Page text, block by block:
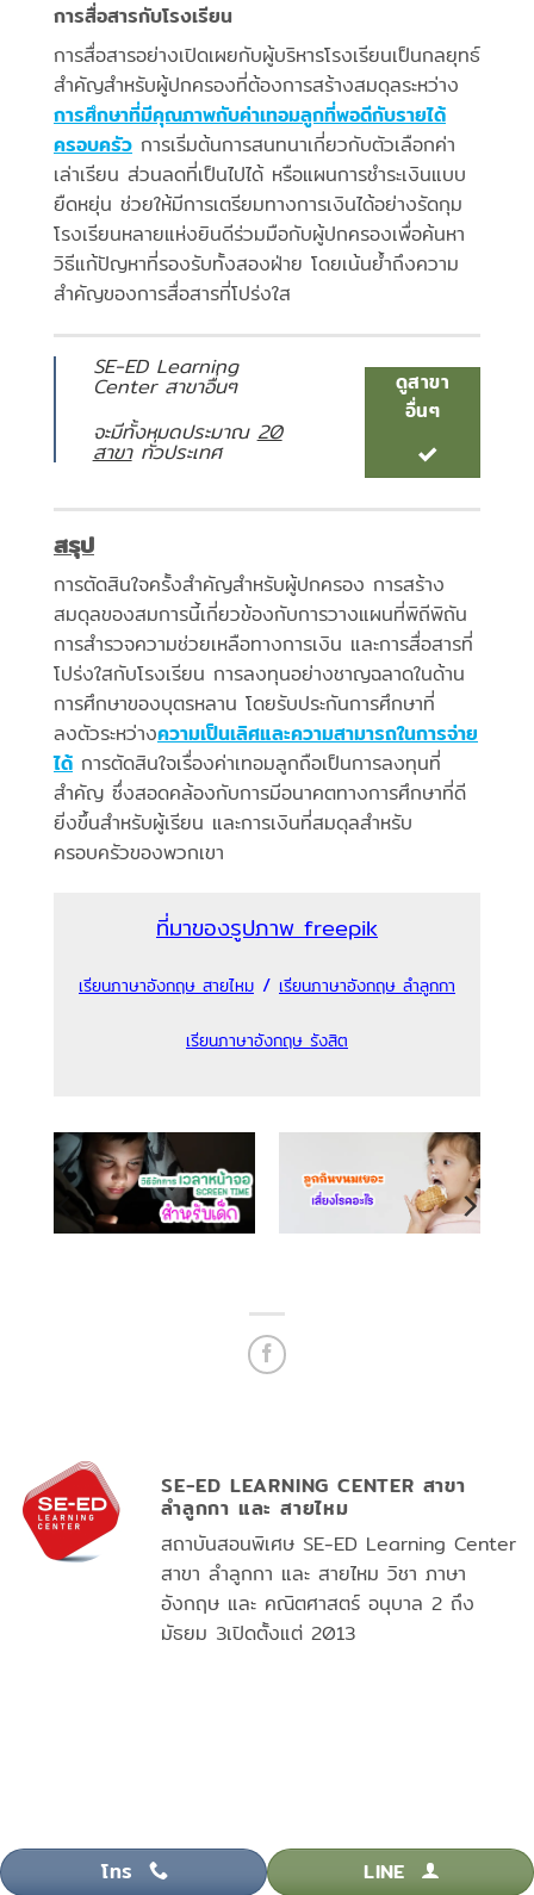
การสื่อสารกับโรงเรียน
การสื่อสารอย่างเปิดเผยกับผู้บริหารโรงเรียนเป็นกลยุทธ์
สำคัญสำหรับผู้ปกครองที่ต้องการสร้างสมดุลระหว่าง
การศึกษาที่มีคุณภาพกับค่าเทอมลูกที่พอดีกับรายได้
ครอบครัว การเริ่มต้นการสนทนาเกี่ยวกับตัวเลือกค่า
เล่าเรียน ส่วนลดที่เป็นไปได้ หรือแผนการชำระเงินแบบ
ยืดหยุ่น ช่วยให้มีการเตรียมทางการเงินได้อย่างรัดกุม
โรงเรียนหลายแห่งยินดีร่วมมือกับผู้ปกครองเพื่อค้นหา
วิธีแก้ปัญหาที่รองรับทั้งสองฝ่าย โดยเน้นย้ำถึงความ
สำคัญของการสื่อสารที่โปร่งใส
SE-ED Learning
Center สาขาอื่นๆ
จะมีทั้งหมดประมาณ20
สาขาทั่วประเทศ
ดูสาขา
อื่นๆ
สรุป
การตัดสินใจครั้งสำคัญสำหรับผู้ปกครอง การสร้าง
สมดุลของสมการนี้เกี่ยวข้องกับการวางแผนที่พิถีพิถัน
การสำรวจความช่วยเหลือทางการเงิน และการสื่อสารที่
โปร่งใสกับโรงเรียน การลงทุนอย่างชาญฉลาดในด้าน
การศึกษาของบุตรหลาน โดยรับประกันการศึกษาที่
ลงตัวระหว่างความเป็นเลิศและความสามารถในการจ่าย
ได้ การตัดสินใจเรื่องค่าเทอมลูกถือเป็นการลงทุนที่
สำคัญ ซึ่งสอดคล้องกับการมีอนาคตทางการศึกษาที่ดี
ยิ่งขึ้นสำหรับผู้เรียน และการเงินที่สมดุลสำหรับ
ครอบครัวของพวกเขา
ที่มาของรูปภาพ freepik
เรียนภาษาอังกฤษ สายไหม / เรียนภาษาอังกฤษ ลำลูกกา
เรียนภาษาอังกฤษ รังสิต
SE-ED LEARNING CENTER สาขา
ลำลูกกา และ สายไหม
สถาบันสอนพิเศษ SE-ED Learning Center
สาขา ลำลูกกา และ สายไหม วิชา ภาษา
อังกฤษ และ คณิตศาสตร์ อนุบาล 2 ถึง
มัธยม 3เปิดตั้งแต่ 2013
โทร LINE